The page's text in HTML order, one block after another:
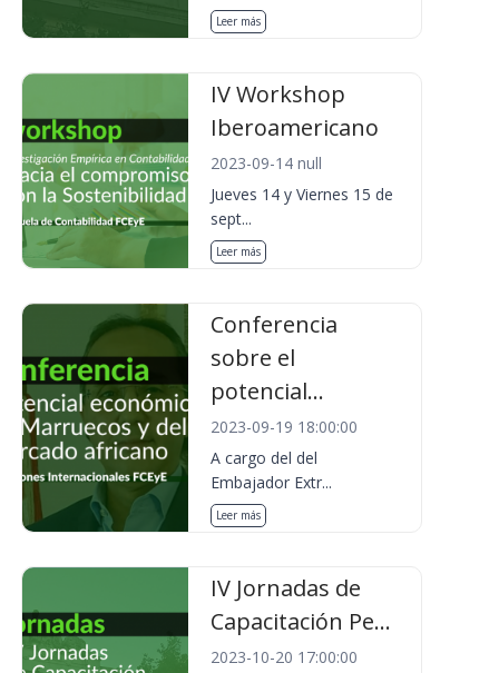
Leer más
IV Workshop
Iberoamericano
2023-09-14 null
Jueves 14 y Viernes 15 de
sept...
Leer más
Conferencia
sobre el
potencial...
2023-09-19 18:00:00
A cargo del del
Embajador Extr...
Leer más
IV Jornadas de
Capacitación Pe...
2023-10-20 17:00:00